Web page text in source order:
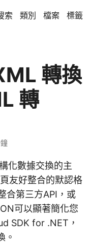
索 類別 檔案 標籤
轉換
轉
化數據交換的主
友好整合的默認格
合第三方API，或
可以顯著簡化您
SDK for .NET，
。